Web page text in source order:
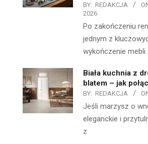
BY: REDAKCJA
2026
Po zakończeniu
jednym z
wykończenie
Biała kuchnia z
blatem – jak
BY: REDAKCJA
Jeśli marzysz o
eleganckie i
z